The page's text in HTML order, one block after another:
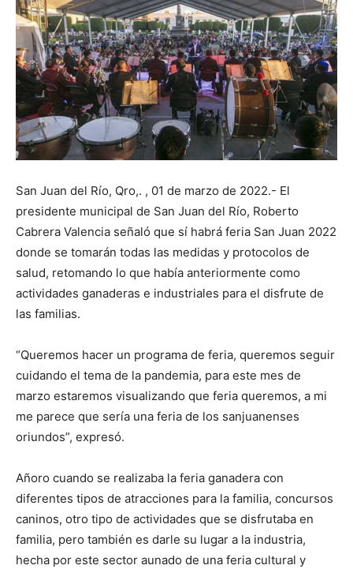
San Juan del Río, Qro,. , 01 de marzo de 2022.- El
presidente municipal de San Juan del Río, Roberto
Cabrera Valencia señaló que sí habrá feria San Juan 2022
donde se tomarán todas las medidas y protocolos de
salud, retomando lo que había anteriormente como
actividades ganaderas e industriales para el disfrute de
las familias.
“Queremos hacer un programa de feria, queremos seguir
cuidando el tema de la pandemia, para este mes de
marzo estaremos visualizando que feria queremos, a mi
me parece que sería una feria de los sanjuanenses
oriundos”, expresó.
Añoro cuando se realizaba la feria ganadera con
diferentes tipos de atracciones para la familia, concursos
caninos, otro tipo de actividades que se disfrutaba en
familia, pero también es darle su lugar a la industria,
hecha por este sector aunado de una feria cultural y